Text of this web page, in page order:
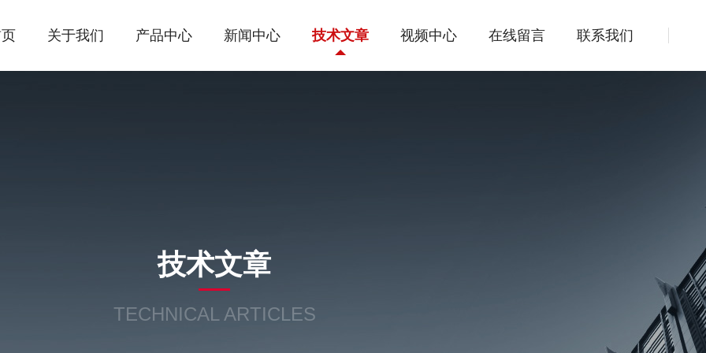
关于我们 产品中心 新闻中心 技术文章 视频中心 在线留言 联系我们
技术文章
TECHNICAL ARTICLES